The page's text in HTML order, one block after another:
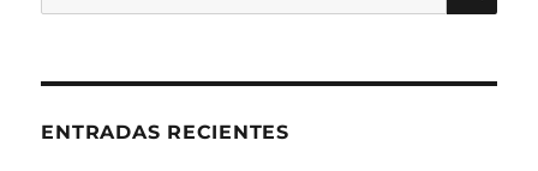
por:
ENTRADAS RECIENTES